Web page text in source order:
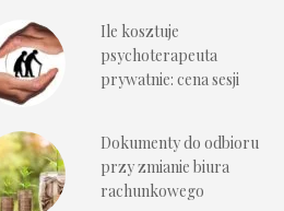
Ile kosztuje
psychoterapeuta
prywatnie: cena sesji
Dokumenty do odbioru
przy zmianie biura
rachunkowego